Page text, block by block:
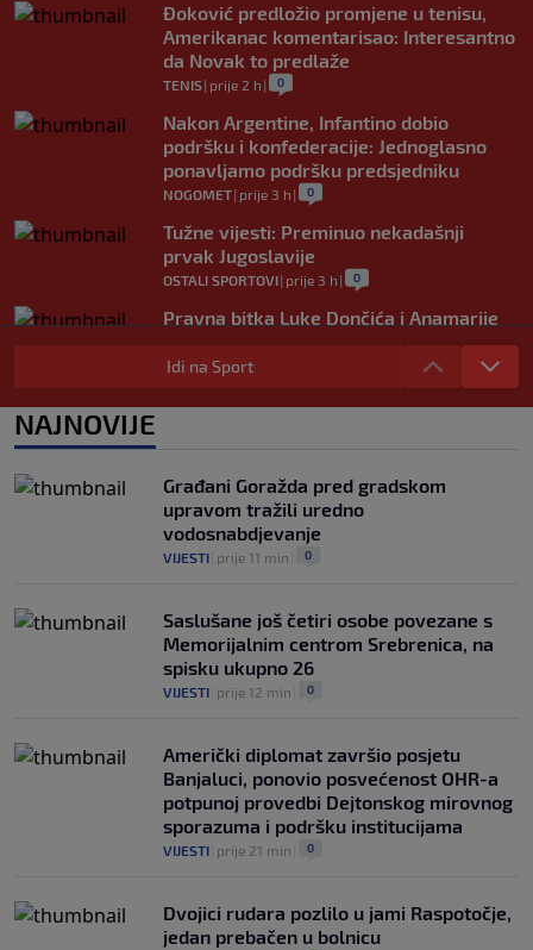
Đoković predložio promjene u tenisu,
Amerikanac komentarisao: Interesantno
da Novak to predlaže
TENIS| prije 2 h | 0
Nakon Argentine, Infantino dobio
podršku i konfederacije: Jednoglasno
ponavljamo podršku predsjedniku
NOGOMET| prije 3 h | 0
Tužne vijesti: Preminuo nekadašnji
prvak Jugoslavije
OSTALI SPORTOVI| prije 3 h | 0
Pravna bitka Luke Dončića i Anamarije
Goltes seli se u Sloveniju: Spominje se
čak 50 miliona dolara
Grbavici
prije 4 h
Idi na Sport
NAJNOVIJE
Građani Goražda pred gradskom
upravom tražili uredno
vodosnabdjevanje
VIJESTI prije 11 min 0
Saslušane još četiri osobe povezane s
Memorijalnim centrom Srebrenica, na
spisku ukupno 26
VIJESTI prije 12 min 0
Američki diplomat završio posjetu
Banjaluci, ponovio posvećenost OHR-a
potpunoj provedbi Dejtonskog mirovnog
sporazuma i podršku institucijama
VIJESTI prije 21 min 0
Dvojici rudara pozlilo u jami Raspotočje,
jedan prebačen u bolnicu